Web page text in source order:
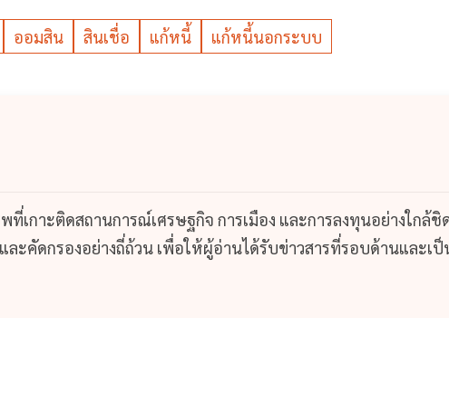
ออมสิน สินเชื่อ แก้หนี้ แก้หนี้นอกระบบ
ที่เกาะติดสถานการณ์เศรษฐกิจ การเมือง และการลงทุนอย่างใกล้ชิ
ะคัดกรองอย่างถี่ถ้วน เพื่อให้ผู้อ่านได้รับข่าวสารที่รอบด้านและเป็